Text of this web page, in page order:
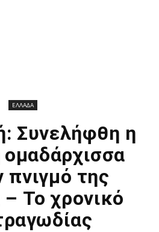
ΕΛΛΑΔΑ
Συνελήφθη η
πνιγμό της
Το χρονικό